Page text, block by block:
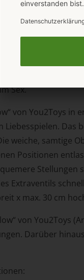
ergänzt ab
Sex.
von You2Toys
Das
weiche, samtige
Positionen
Stellungen
Extraventils
x max. 30 cm
von You2Toys
Darüber